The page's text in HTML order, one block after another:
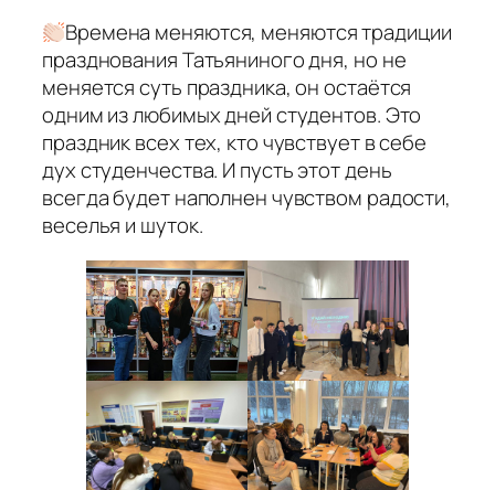
Времена меняются, меняются традиции
празднования Татьяниного дня, но не
меняется суть праздника, он остаётся
одним из любимых дней студентов. Это
праздник всех тех, кто чувствует в себе
дух студенчества. И пусть этот день
всегда будет наполнен чувством радости,
веселья и шуток.